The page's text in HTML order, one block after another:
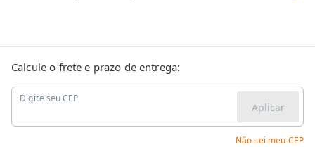
Calcule o frete e prazo de entrega:
Digite seu CEP
Aplicar
Não sei meu CEP